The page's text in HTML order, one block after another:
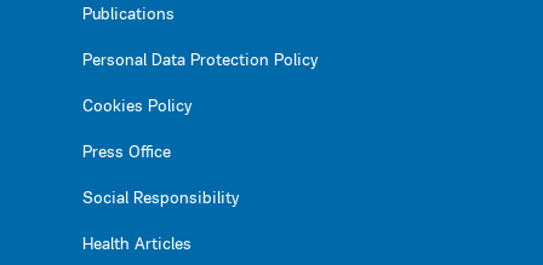
Publications
Personal Data Protection Policy
Cookies Policy
Press Office
Social Responsibility
Health Articles